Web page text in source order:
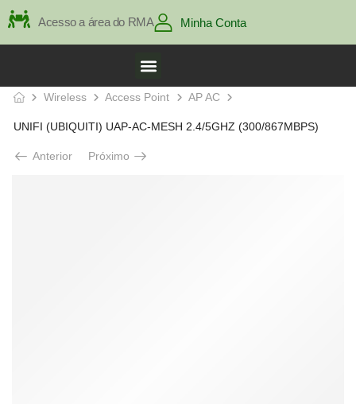
Acesso a área do RMA Minha Conta
Wireless Access Point AP AC
UNIFI (UBIQUITI) UAP-AC-MESH 2.4/5GHZ (300/867MBPS)
Anterior Próximo